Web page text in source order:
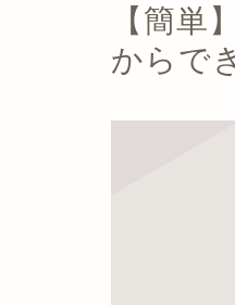
【簡単
からで